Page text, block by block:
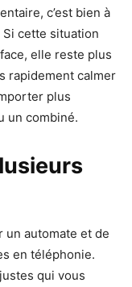
c’est bien à
cette situation
elle reste plus
rapidement calmer
plus
un combiné.
un automate et de
en téléphonie.
qui vous